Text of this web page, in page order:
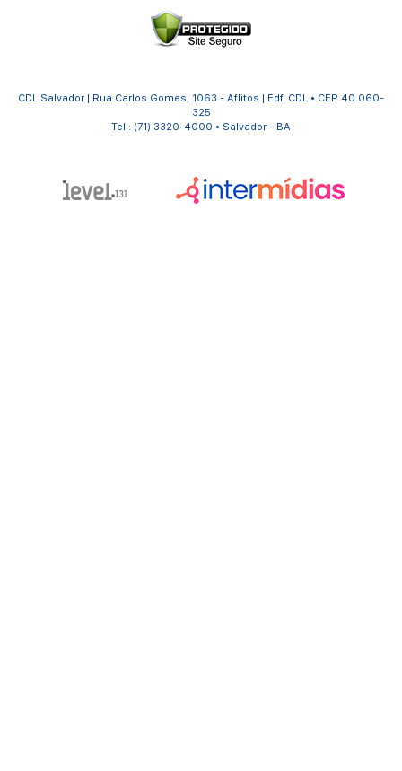
CDL Salvador | Rua Carlos Gomes, 1063 - Aflitos | Edf. CDL • CEP 40.060-
325
Tel.: (71) 3320-4000 • Salvador - BA